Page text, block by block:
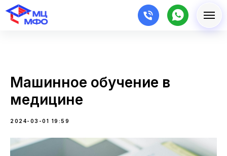
Машинное обучение в
медицине
2024-03-01 19:59